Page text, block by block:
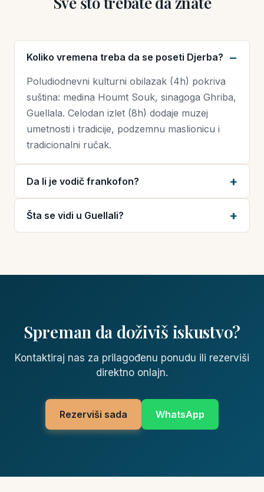
Koliko vremena treba da se poseti Djerba?
Poludiodnevni kulturni obilazak (4h) pokriva
suština: medina Houmt Souk, sinagoga Ghriba,
Guellala. Celodan izlet (8h) dodaje muzej
umetnosti i tradicije, podzemnu maslionicu i
tradicionalni ručak.
Da li je vodič frankofon?
Šta se vidi u Guellali?
Spreman da doživiš iskustvo?
Kontaktiraj nas za prilagođenu ponudu ili rezerviši
direktno onlajn.
Rezerviši sada WhatsApp